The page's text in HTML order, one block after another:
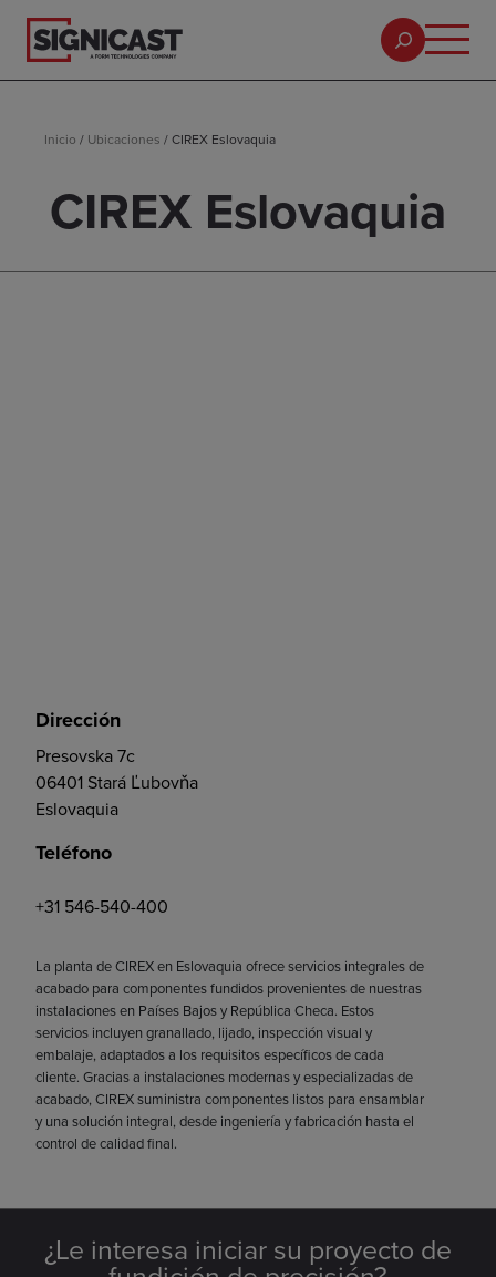
Inicio / Ubicaciones /CIREX Eslovaquia
CIREX Eslovaquia
Dirección
Presovska 7c
06401 Stará Ľubovňa
Eslovaquia
Teléfono
+31 546-540-400
La planta de CIREX en Eslovaquia ofrece servicios integrales de
acabado para componentes fundidos provenientes de nuestras
instalaciones en Países Bajos y República Checa. Estos
servicios incluyen granallado, lijado, inspección visual y
embalaje, adaptados a los requisitos específicos de cada
cliente. Gracias a instalaciones modernas y especializadas de
acabado, CIREX suministra componentes listos para ensamblar
y una solución integral, desde ingeniería y fabricación hasta el
control de calidad final.
¿Le interesa iniciar su proyecto de